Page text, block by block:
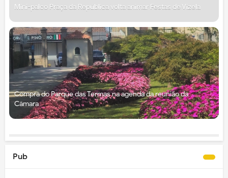
Mini-palco Praça da República volta animar Festas de Vizela
Compra do Parque das Termas na agenda da reunião da
Câmara
Pub